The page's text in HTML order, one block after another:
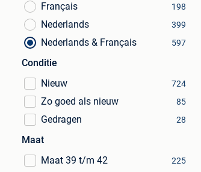
Français
198
Nederlands 399
Nederlands & Français 597
Conditie
Nieuw
724
Zo goed als nieuw 85
Gedragen 28
Maat
Maat 39 t/m 42
225